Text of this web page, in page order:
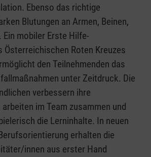
Ebenso das richtige
Blutungen an Armen, Beinen,
Ein mobiler Erste Hilfe-
Österreichischen Roten Kreuzes
den Teilnehmenden das
unter Zeitdruck. Die
verbessern ihre
im Team zusammen und
die Lerninhalte. In neuen
erhalten die
innen aus erster Hand